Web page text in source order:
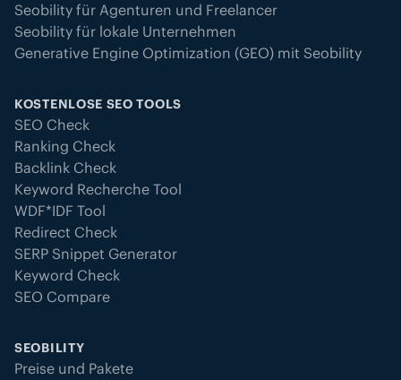
Seobility für Agenturen und Freelancer
Seobility für lokale Unternehmen
Generative Engine Optimization (GEO) mit Seobility
KOSTENLOSE SEO TOOLS
SEO Check
Ranking Check
Backlink Check
Keyword Recherche Tool
WDF*IDF Tool
Redirect Check
SERP Snippet Generator
Keyword Check
SEO Compare
SEOBILITY
Preise und Pakete